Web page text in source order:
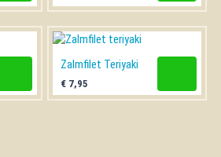
Zalmfilet Teriyaki
€ 7,95